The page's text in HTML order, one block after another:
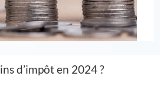
d’impôt en 2024 ?